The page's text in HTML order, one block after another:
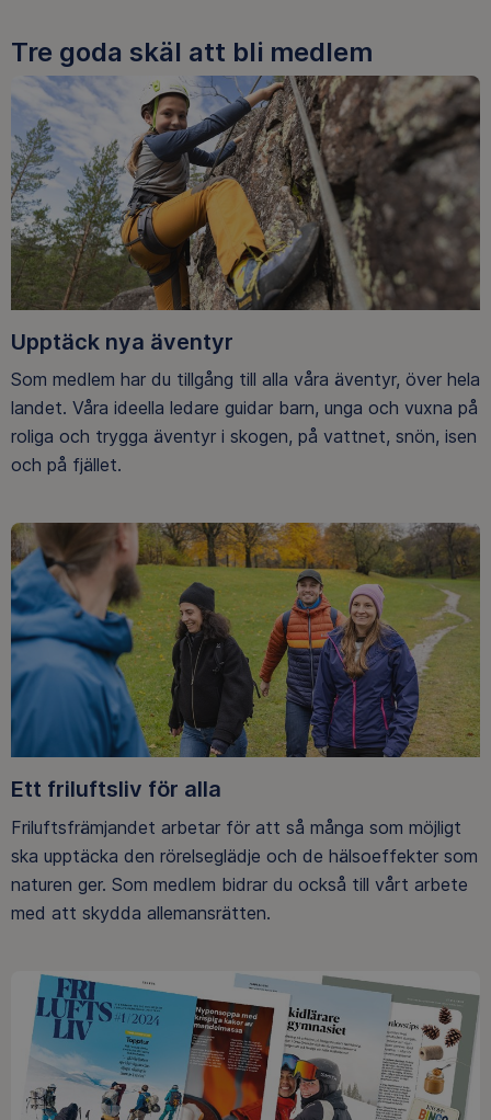
Tre goda skäl att bli medlem
Upptäck nya äventyr
Som medlem har du tillgång till alla våra äventyr, över hela
landet. Våra ideella ledare guidar barn, unga och vuxna på
roliga och trygga äventyr i skogen, på vattnet, snön, isen
och på fjället.
Ett friluftsliv för alla
Friluftsfrämjandet arbetar för att så många som möjligt
ska upptäcka den rörelseglädje och de hälsoeffekter som
naturen ger. Som medlem bidrar du också till vårt arbete
med att skydda allemansrätten.